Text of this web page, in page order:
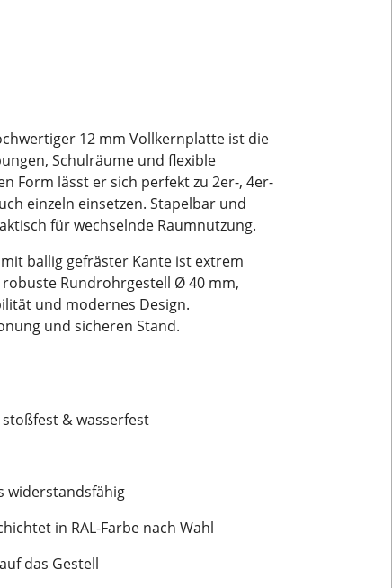
12 mm Vollkernplatte ist die
Schulräume und flexible
Form lässt er sich perfekt zu 2er-, 4er-
einzeln einsetzen. Stapelbar und
für wechselnde Raumnutzung.
ballig gefräster Kante ist extrem
Rundrohrgestell Ø 40 mm,
und modernes Design.
und sicheren Stand.
& wasserfest
widerstandsfähig
in RAL-Farbe nach Wahl
das Gestell